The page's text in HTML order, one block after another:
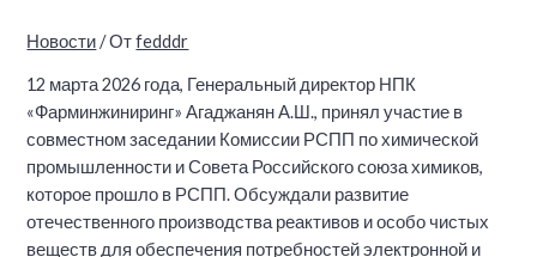
Новости/ Отfedddr
12 марта 2026 года, Генеральный директор НПК
«Фарминжиниринг» Агаджанян А.Ш., принял участие в
совместном заседании Комиссии РСПП по химической
промышленности и Совета Российского союза химиков,
которое прошло в РСПП. Обсуждали развитие
отечественного производства реактивов и особо чистых
веществ для обеспечения потребностей электронной и